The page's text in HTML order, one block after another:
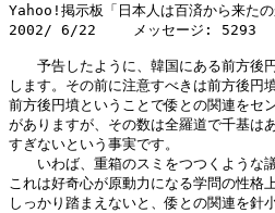
Yahoo!掲示板「日本人は百済から来たの
2002/ 6/22 　　メッセージ: 5293
予告したように、韓国にある前方後
します。その前に注意すべきは前方後円
前方後円墳ということで倭との関連をセ
がありますが、その数は全羅道で千基は
すぎないという事実です。
いわば、重箱のスミをつつくような
これは好奇心が原動力になる学問の性格
しっかり踏まえないと、倭との関連を針